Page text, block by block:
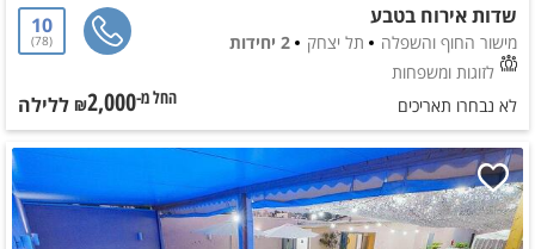
שדות אירוח בטבע
מישור החוף והשפלה תל יצחק
2 יחידות
לזוגות ומשפחות
10
78
לא נבחרו תאריכים החל מ-₪2,000 ללילה